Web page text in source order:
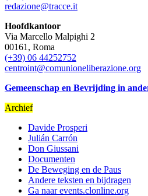
redazione@tracce.it
Hoofdkantoor
Via Marcello Malpighi 2
00161, Roma
(+39) 06 44252752
centroint@comunioneliberazione.org
Gemeenschap en Bevrijding in
Archief
Davide Prosperi
Julián Carrón
Don Giussani
Documenten
De Beweging en de Paus
Andere teksten en bijdragen
Ga naar events.clonline.org